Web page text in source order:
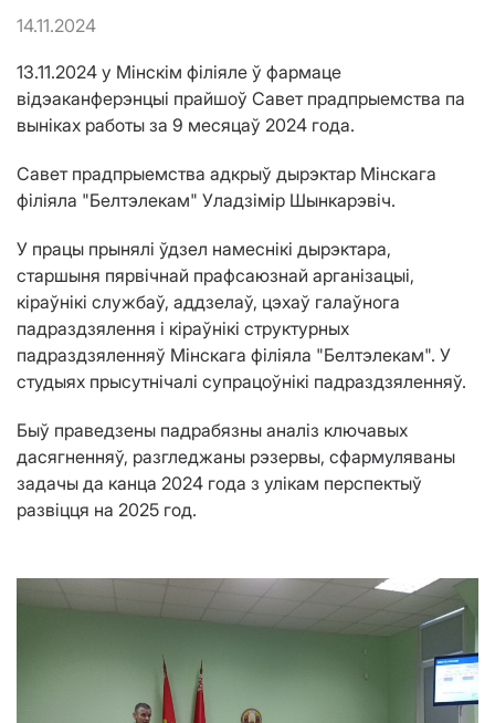
14.11.2024
13.11.2024 у Мінскім філіяле ў фармаце
відэаканферэнцыі прайшоў Савет прадпрыемства па
выніках работы за 9 месяцаў 2024 года.
Савет прадпрыемства адкрыў дырэктар Мінскага
філіяла "Белтэлекам" Уладзімір Шынкарэвіч.
У працы прынялі ўдзел намеснікі дырэктара,
старшыня пярвічнай прафсаюзнай арганізацыі,
кіраўнікі службаў, аддзелаў, цэхаў галаўнога
падраздзялення і кіраўнікі структурных
падраздзяленняў Мінскага філіяла "Белтэлекам". У
студыях прысутнічалі супрацоўнікі падраздзяленняў.
Быў праведзены падрабязны аналіз ключавых
дасягненняў, разгледжаны рэзервы, сфармуляваны
задачы да канца 2024 года з улікам перспектыў
развіцця на 2025 год.